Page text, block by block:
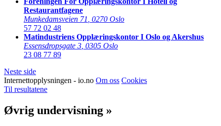
Restaurantfagene
Munkedamsveien 71 0270 Oslo
57 72 02 48
Matindustriens Opplæringskontor I Oslo og Akershus
Essensdropsgate 3 0305 Oslo
23 08 77 89
Neste side
Internettopplysningen - io.no Om oss Cookies
Til resultatene
Øvrig undervisning »